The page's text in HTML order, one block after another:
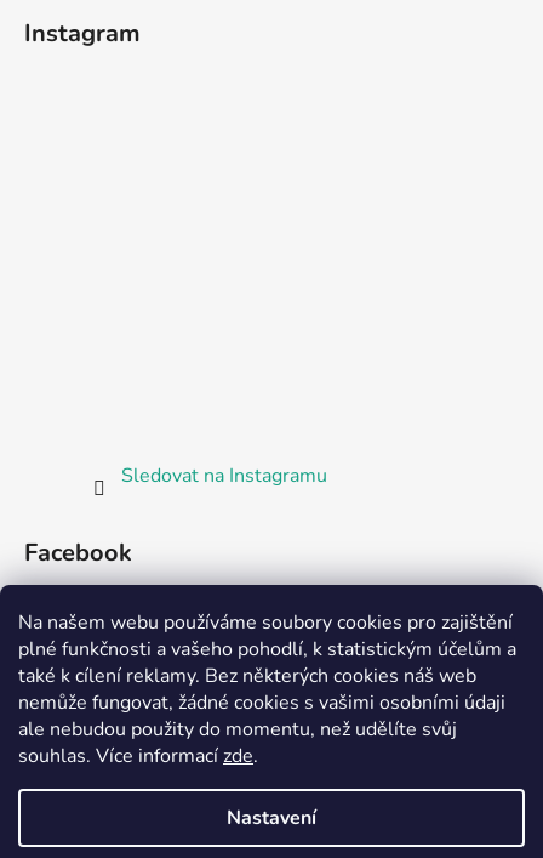
Na našem webu používáme soubory cookies pro zajištění
plné funkčnosti a vašeho pohodlí, k statistickým účelům a
také k cílení reklamy. Bez některých cookies náš web
nemůže fungovat, žádné cookies s vašimi osobními údaji
ale nebudou použity do momentu, než udělíte svůj
souhlas. Více informacízde.
Nastavení
Instagram
Sledovat na Instagramu
Facebook
Partnerská prodejna Barefoot Plzeň